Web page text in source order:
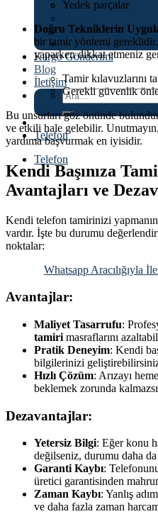
Asus
OnePlus
Tecno
Kargo Gönderimi
Blog
İletişim
Ara:
Telefon
Telefon
Yedek parçalar
Doğru Tekniklerin
bir tamir yöntemi
yaparken dikkat etmeniz
Tamir kılavuzlarını
Gerekli güvenlik
Bu unsurları göz önünde
ve etkili hale gelebilir.
yardıma başvurmak en iyisidir.
Kendi Başınıza
Avantajları ve
Kendi telefon tamirinizi yapmanın
vardır. İşte bu durumu
noktalar:
Whatsapp Aracılığıyla
Avantajlar:
Maliyet Tasarrufu:
tamiri masraflarını
Pratik Deneyim: Kendi
bilgilerinizi
Hızlı Çözüm: Arızayı
beklemek zorunda
Dezavantajlar:
Yetersiz Bilgi: Eğer konu
değilseniz, durumu daha
Garanti Kaybı:
üretici garantisinden
Zaman Kaybı: Yanlış
ve daha fazla zaman